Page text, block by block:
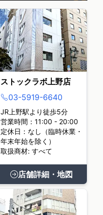
ストックラボ上野店
03-5919-6640
JR上野駅より徒歩5分
営業時間：11:00 - 20:00
定休日：なし（臨時休業・
年末年始を除く）
取扱商材: すべて
店舗詳細・地図